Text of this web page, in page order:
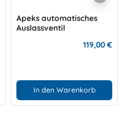
Apeks automatisches
Auslassventil
119,00 €
In den Warenkorb